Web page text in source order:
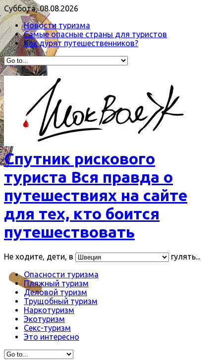
Суббота, 08.08.2026
Новости туризма
Самые опасные страны для туристов
Как дурят путешественников?
Спутник рискового
туриста Вся правда о
путешествиях на сайте
для тех, кто боится
путешествовать
Не ходите, дети, в
гулять...
Опасности туризма
Пляжный туризм
Деловой туризм
Трущобный туризм
Наркотуризм
Экотуризм
Секс-туризм
Это интересно